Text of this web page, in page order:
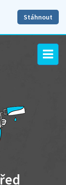
Stáhnout